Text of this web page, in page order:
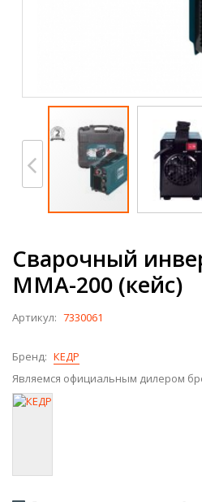
Сварочный
MMA-200 (кейс)
Артикул: 7330061
Бренд: КЕДР
Являемся официальным дилером